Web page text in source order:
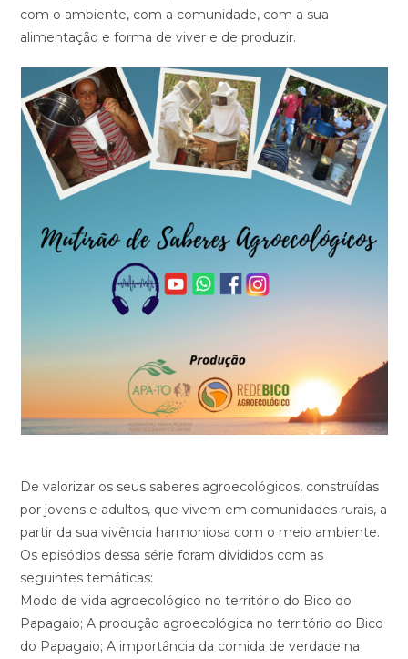
com o ambiente, com a comunidade, com a sua
alimentação e forma de viver e de produzir.
De valorizar os seus saberes agroecológicos, construídas
por jovens e adultos, que vivem em comunidades rurais, a
partir da sua vivência harmoniosa com o meio ambiente.
Os episódios dessa série foram divididos com as
seguintes temáticas:
Modo de vida agroecológico no território do Bico do
Papagaio; A produção agroecológica no território do Bico
do Papagaio; A importância da comida de verdade na